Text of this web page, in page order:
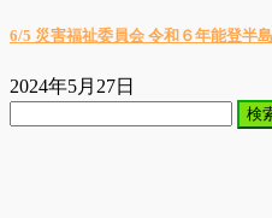
6/5 災害福祉委員会 令和６年能登半
2024年5月27日